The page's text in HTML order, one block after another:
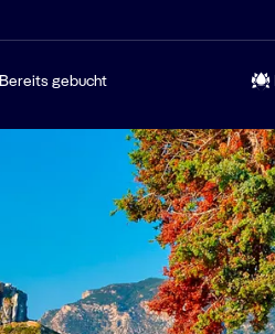
Bereits gebucht